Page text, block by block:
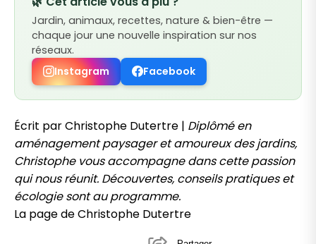
Jardin, animaux, recettes, nature & bien-être —
chaque jour une nouvelle inspiration sur nos
réseaux.
Instagram
Facebook
Écrit par Christophe Dutertre | Diplômé en
aménagement paysager et amoureux des jardins,
Christophe vous accompagne dans cette passion
qui nous réunit. Découvertes, conseils pratiques et
écologie sont au programme.
La page de Christophe Dutertre